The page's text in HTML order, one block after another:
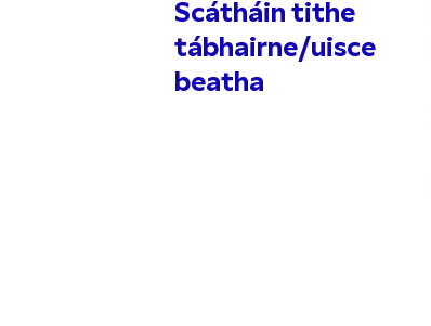
Scátháin tithe
tábhairne/uisce
beatha